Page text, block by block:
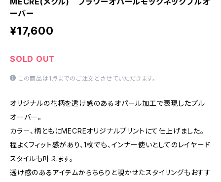
ーバー
¥17,600
SOLD OUT
この商品は1点までのご注文とさせていただきます。
オリジナルの花柄を透け感のあるオパール加工で表現したプル
オーバー。
カラー、柄ともにMECREオリジナルプリントにて仕上げました。
程よくフィット感があり、1枚でも、インナー使いとしてのレイヤード
スタイルも叶えます。
透け感のあるアイテムからちらりと覗かせたスタイリングもおすす